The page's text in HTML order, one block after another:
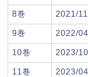
8巻 2021/
9巻 2022/
10巻 2023/
11巻 2023/